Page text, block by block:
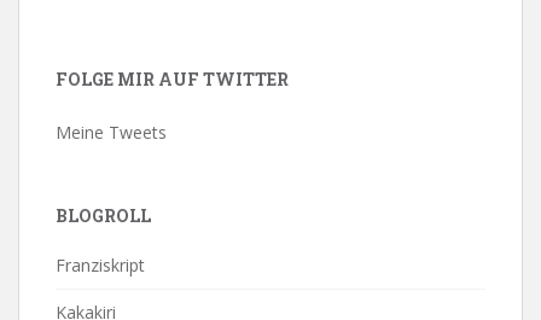
FOLGE MIR AUF TWITTER
Meine Tweets
BLOGROLL
Franziskript
Kakakiri